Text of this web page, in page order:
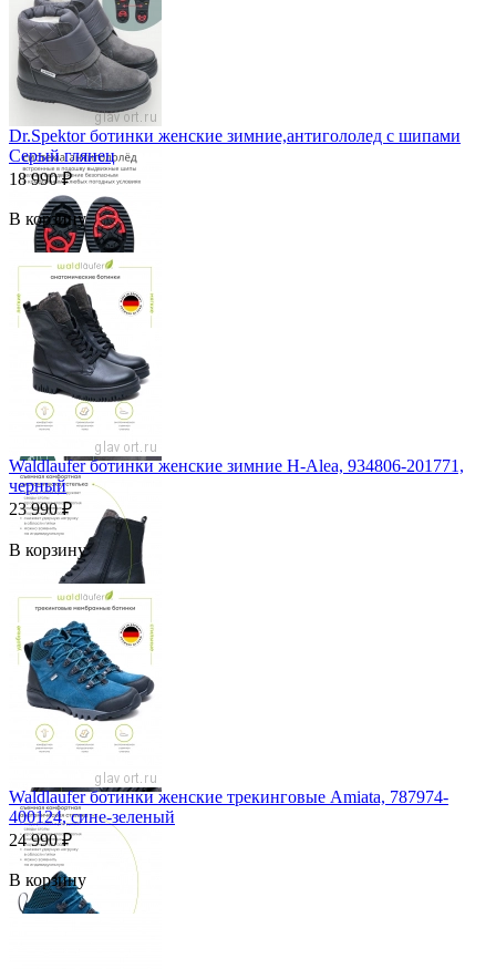
Dr.Spektor ботинки женские зимние,антигололед с шипами
Серый глянец
18 990 ₽
В корзину
Waldlaufer ботинки женские зимние H-Alea, 934806-201771,
черный
23 990 ₽
В корзину
Waldlaufer ботинки женские трекинговые Amiata, 787974-
400124, сине-зеленый
24 990 ₽
В корзину